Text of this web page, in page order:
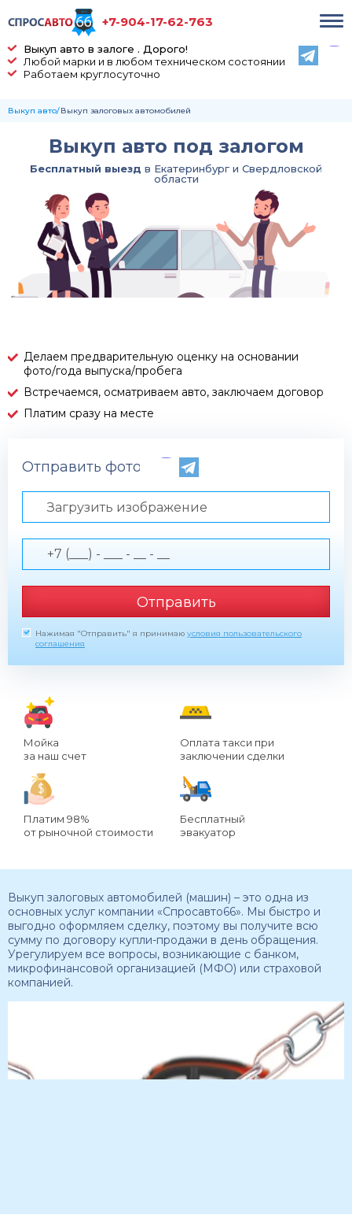
Выкуп авто в залоге . Дорого!
Любой марки и в любом техническом состоянии
Работаем круглосуточно
+7-904-17-62-763
Выкуп авто Выкуп залоговых автомобилей
Выкуп авто под залогом
Бесплатный выезд в Екатеринбург и Свердловской
области
Делаем предварительную оценку на основании
фото/года выпуска/пробега
Встречаемся, осматриваем авто, заключаем договор
Платим сразу на месте
Отправить фото по телефону
Загрузить изображение
Отправить
Нажимая "Отправить" я принимаю условия пользовательского
соглашения
Мойка
за наш счет
Оплата такси при
заключении сделки
Платим 98%
от рыночной стоимости
Бесплатный
эвакуатор
Выкуп залоговых автомобилей (машин) – это одна из
основных услуг компании «Спросавто66». Мы быстро и
выгодно оформляем сделку, поэтому вы получите всю
сумму по договору купли-продажи в день обращения.
Урегулируем все вопросы, возникающие с банком,
микрофинансовой организацией (МФО) или страховой
компанией.